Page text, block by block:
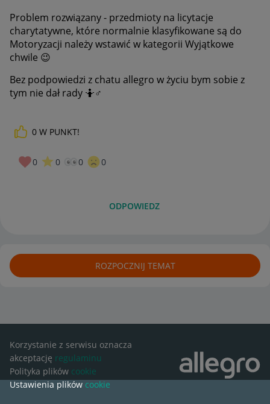
Problem rozwiązany - przedmioty na licytacje
charytatywne, które normalnie klasyfikowane są do
Motoryzacji należy wstawić w kategorii Wyjątkowe
chwile 😉
Bez podpowiedzi z chatu allegro w życiu bym sobie z
tym nie dał rady 🤷‍♂️
0 W PUNKT!
0 0 0 0
ODPOWIEDZ
ROZPOCZNIJ TEMAT
Korzystanie z serwisu oznacza
akceptację regulaminu
Polityka plików cookie
Ustawienia plików cookie